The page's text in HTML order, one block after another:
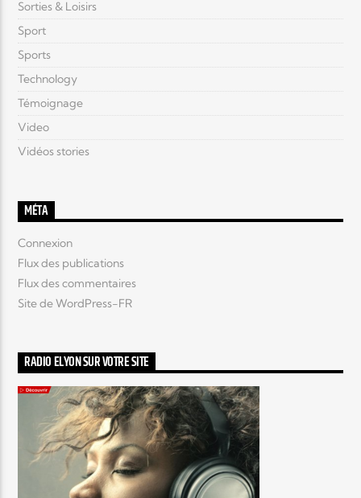
Sorties & Loisirs
Sport
Sports
Technology
Témoignage
Video
Vidéos stories
MÉTA
Connexion
Flux des publications
Flux des commentaires
Site de WordPress-FR
RADIO ELYON SUR VOTRE SITE